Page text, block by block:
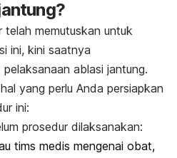
memutuskan untuk
ini, kini saatnya
ablasi jantung.
yang perlu Anda persiapkan
ini:
prosedur dilaksanakan:
tims medis mengenai obat,